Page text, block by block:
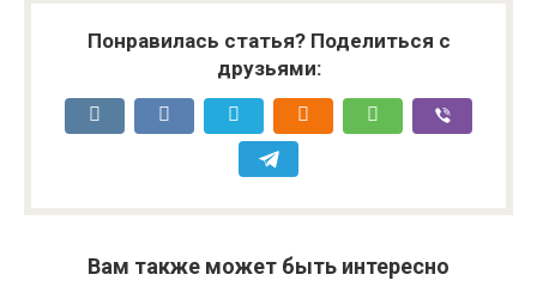
Понравилась статья? Поделиться с
друзьями:
Вам также может быть интересно